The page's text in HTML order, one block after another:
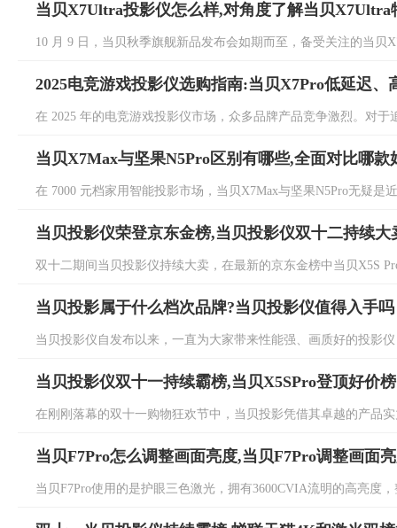
当贝X7Ultra投影仪怎么样,对角度了解当贝X7Ultra
10 月 9 日，当贝秋季旗舰新品发布会如期而至，备受关注的当贝
2025电竞游戏投影仪选购指南:当贝X7Pro低延迟、
在 2025 年的电竞游戏投影仪市场，众多品牌产品竞争激烈。对
当贝X7Max与坚果N5Pro区别有哪些,全面对比哪款
在 7000 元档家用智能投影市场，当贝X7Max与坚果N5Pro无疑是
当贝投影仪荣登京东金榜,当贝投影仪双十二持续大
双十二期间当贝投影仪持续大卖，在最新的京东金榜中当贝X5S
当贝投影属于什么档次品牌?当贝投影仪值得入手吗
当贝投影仪自发布以来，一直为大家带来性能强、画质好的投影
当贝投影仪双十一持续霸榜,当贝X5SPro登顶好价榜
在刚刚落幕的双十一购物狂欢节中，当贝投影凭借其卓越的产品
当贝F7Pro怎么调整画面亮度,当贝F7Pro调整画面
当贝F7Pro使用的是护眼三色激光，拥有3600CVIA流明的高亮度